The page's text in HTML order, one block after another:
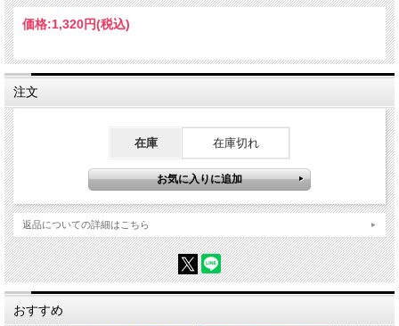
ーの河野鉄平さんが、骨の見つけ方や組み立て方をかんたんに教えてくれます。
価格:1,320円(税込)
注文
在庫 在庫切れ
返品についての詳細はこちら
おすすめ